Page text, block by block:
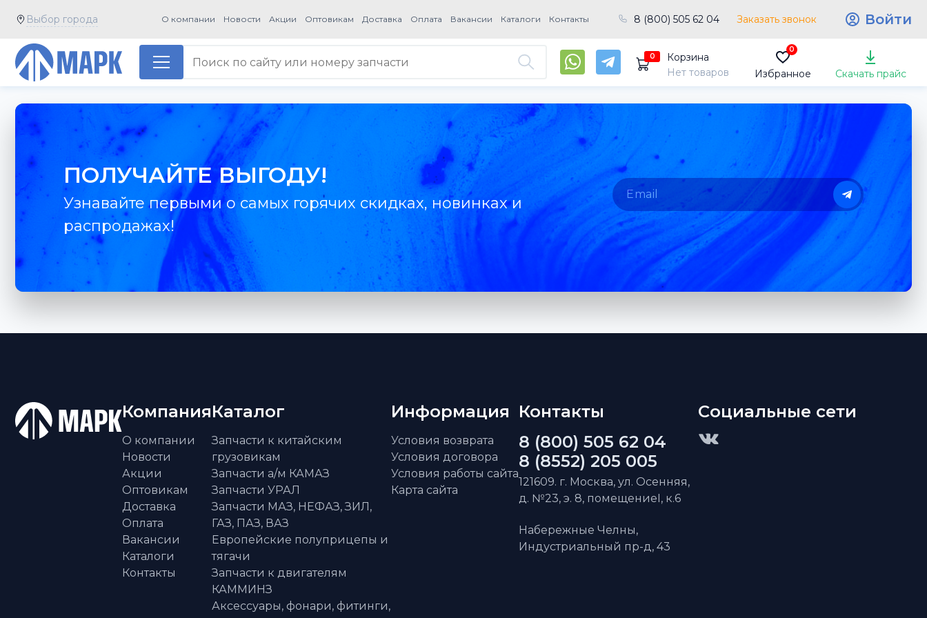
Выбор города О компании Новости Акции Оптовикам Доставка Оплата Вакансии Каталоги Контакты 8 (800) 505 62 04 Заказать звонок Войти
0
Корзина
Нет товаров
0
Избранное Скачать прайс
ПОЛУЧАЙТЕ ВЫГОДУ!
Узнавайте первыми о самых горячих скидках, новинках и
распродажах!
Компания
О компании
Новости
Акции
Оптовикам
Доставка
Оплата
Вакансии
Каталоги
Контакты
Каталог
Запчасти к китайским
грузовикам
Запчасти а/м КАМАЗ
Запчасти УРАЛ
Запчасти МАЗ, НЕФАЗ, ЗИЛ,
ГАЗ, ПАЗ, ВАЗ
Европейские полуприцепы и
тягачи
Запчасти к двигателям
КАММИНЗ
Аксессуары, фонари, фитинги,
Информация
Условия возврата
Условия договора
Условия работы сайта
Карта сайта
Контакты
8 (800) 505 62 04
8 (8552) 205 005
121609. г. Москва, ул. Осенняя,
д. №23, э. 8, помещениеI, к.6
Набережные Челны,
Индустриальный пр-д, 43
Социальные сети